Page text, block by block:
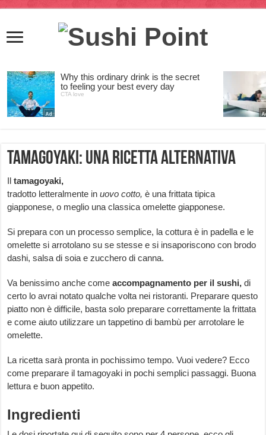
TAMAGOYAKI: una ricetta alternativa
Iltamagoyaki,
tradotto letteralmente inuovo cotto, è una frittata tipica
giapponese, o meglio una classica omelette giapponese.
Si prepara con un processo semplice, la cottura è in padella e le
omelette si arrotolano su se stesse e si insaporiscono con brodo
dashi, salsa di soia e zucchero di canna.
Va benissimo anche comeaccompagnamento per il sushi, di
certo lo avrai notato qualche volta nei ristoranti. Preparare questo
piatto non è difficile, basta solo preparare correttamente la frittata
e come aiuto utilizzare un tappetino di bambù per arrotolare le
omelette.
La ricetta sarà pronta in pochissimo tempo. Vuoi vedere? Ecco
come preparare il tamagoyaki in pochi semplici passaggi. Buona
lettura e buon appetito.
Ingredienti